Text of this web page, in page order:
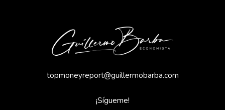
topmoneyreport@guillermobarba.com
¡Sígueme!